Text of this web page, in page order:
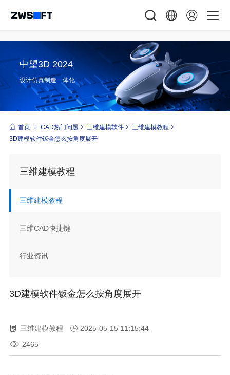
中望3D 2024
设计仿真制造一体化
首页 CAD热门问题 三维建模软件
三维建模教程
3D建模软件钣金怎么按角度展开
三维建模教程
三维建模教程
三维CAD快捷键
行业资讯
3D建模软件钣金怎么按角度展开
三维建模教程
2025-05-15 11:15:44
2465